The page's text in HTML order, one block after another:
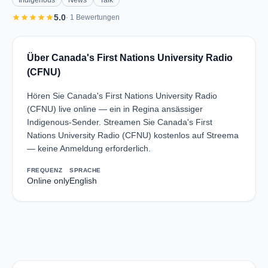
starstarstarstarstar5.0· 1 Bewertungen
Über Canada's First Nations University Radio
(CFNU)
Hören Sie Canada's First Nations University Radio
(CFNU) live online — ein in Regina ansässiger
Indigenous-Sender. Streamen Sie Canada's First
Nations University Radio (CFNU) kostenlos auf Streema
— keine Anmeldung erforderlich.
FREQUENZ
Online only
SPRACHE
English